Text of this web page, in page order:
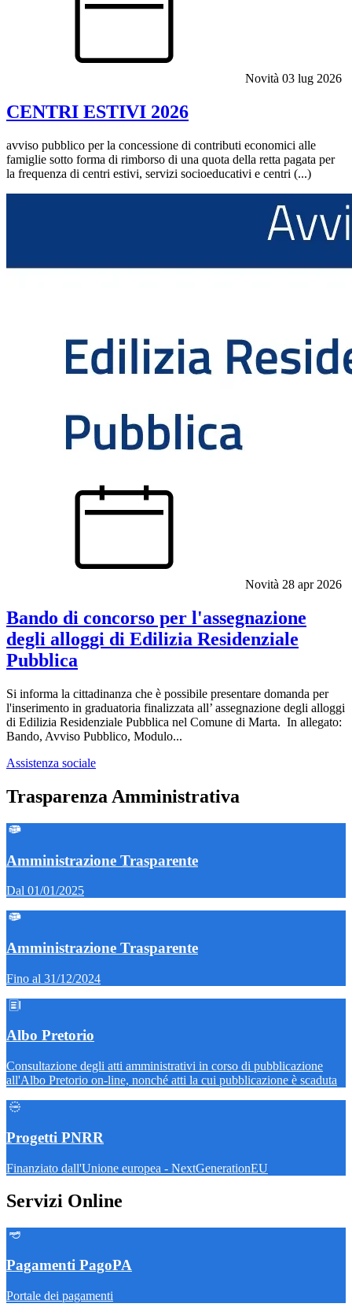
Novità 03 lug 2026
CENTRI ESTIVI 2026
avviso pubblico per la concessione di contributi economici alle
famiglie sotto forma di rimborso di una quota della retta pagata per
la frequenza di centri estivi, servizi socioeducativi e centri (...)
Novità 28 apr 2026
Bando di concorso per l'assegnazione
degli alloggi di Edilizia Residenziale
Pubblica
Si informa la cittadinanza che è possibile presentare domanda per
l'inserimento in graduatoria finalizzata all’ assegnazione degli alloggi
di Edilizia Residenziale Pubblica nel Comune di Marta. In allegato:
Bando, Avviso Pubblico, Modulo...
Assistenza sociale
Trasparenza Amministrativa
Amministrazione Trasparente
Dal 01/01/2025
Amministrazione Trasparente
Fino al 31/12/2024
Albo Pretorio
Consultazione degli atti amministrativi in corso di pubblicazione
all'Albo Pretorio on-line, nonché atti la cui pubblicazione è scaduta
Progetti PNRR
Finanziato dall'Unione europea - NextGenerationEU
Servizi Online
Pagamenti PagoPA
Portale dei pagamenti